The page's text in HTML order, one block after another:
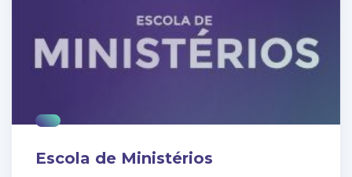
Escola de Ministérios